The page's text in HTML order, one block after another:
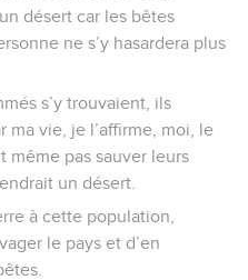
désert car les bêtes
ne s’y hasardera plus
s’y trouvaient, ils
ma vie, je l’affirme, moi, le
même pas sauver leurs
un désert.
à cette population,
le pays et d’en